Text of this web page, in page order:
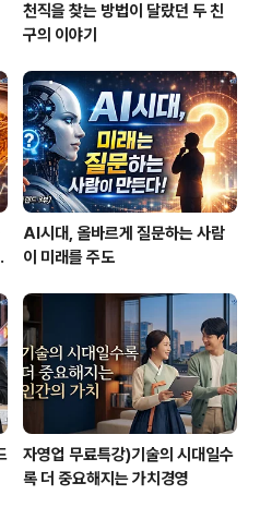
천직을 찾는 방법이 달랐던 두 친
구의 이야기
AI시대, 올바르게 질문하는 사람
이 미래를 주도
자영업 무료특강)기술의 시대일수
록 더 중요해지는 가치경영